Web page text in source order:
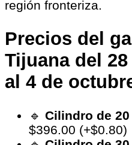
región fronteriza.
Precios del
Tijuana del
al 4 de
🔹 Cilindro de 20
$396.00 (+$0.80)